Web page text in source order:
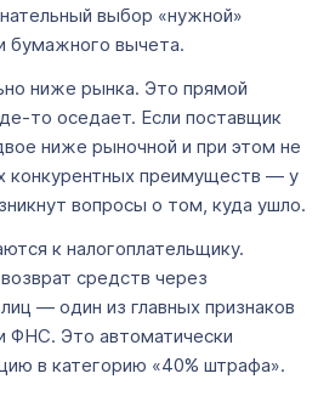
выбор «нужной»
бумажного вычета.
ниже рынка. Это прямой
то оседает. Если поставщик
ниже рыночной и при этом не
конкурентных преимуществ — у
вопросы о том, куда ушло.
к налогоплательщику.
средств через
— один из главных признаков
ФНС. Это автоматически
в категорию «40% штрафа».